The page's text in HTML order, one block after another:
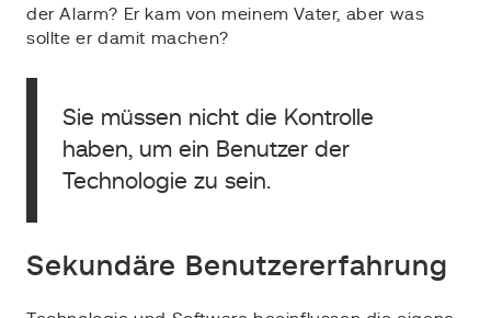
der Alarm? Er kam von meinem Vater, aber was
sollte er damit machen?
Sie müssen nicht die Kontrolle
haben, um ein Benutzer der
Technologie zu sein.
Sekundäre Benutzererfahrung